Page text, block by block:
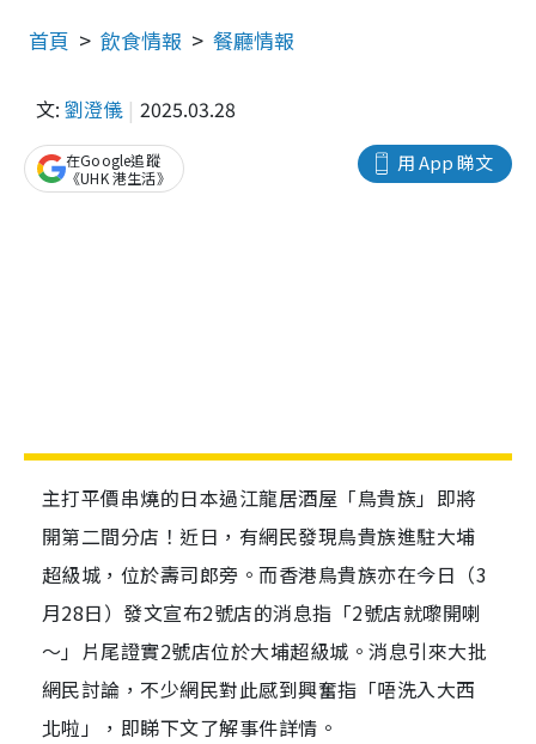
首頁 飲食情報 餐廳情報
文: 劉澄儀 2025.03.28
用 App 睇文
在Google追蹤
《UHK 港生活》
主打平價串燒的日本過江龍居酒屋「鳥貴族」即將
開第二間分店！近日，有網民發現鳥貴族進駐大埔
超級城，位於壽司郎旁。而香港鳥貴族亦在今日（3
月28日）發文宣布2號店的消息指「2號店就嚟開喇
～」片尾證實2號店位於大埔超級城。消息引來大批
網民討論，不少網民對此感到興奮指「唔洗入大西
北啦」，即睇下文了解事件詳情。